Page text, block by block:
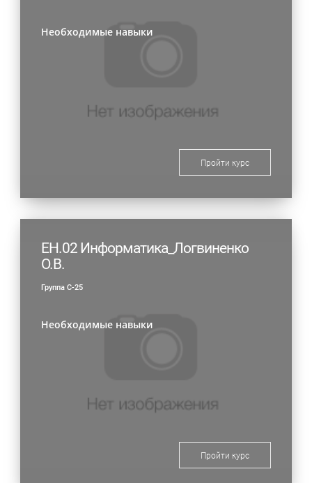
Необходимые навыки
Пройти курс
ЕН.02 Информатика_Логвиненко
О.В.
Группа С-25
Необходимые навыки
Пройти курс